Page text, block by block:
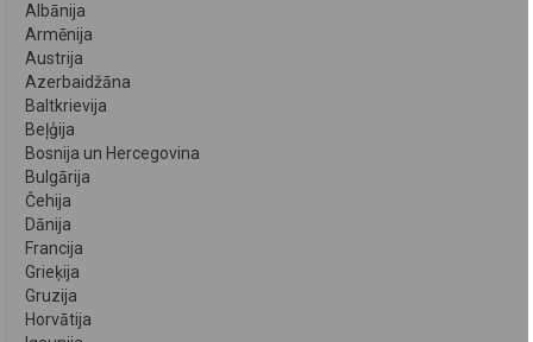
Albānija
Armēnija
Austrija
Azerbaidžāna
Baltkrievija
Beļģija
Bosnija un Hercegovina
Bulgārija
Čehija
Dānija
Francija
Grieķija
Gruzija
Horvātija